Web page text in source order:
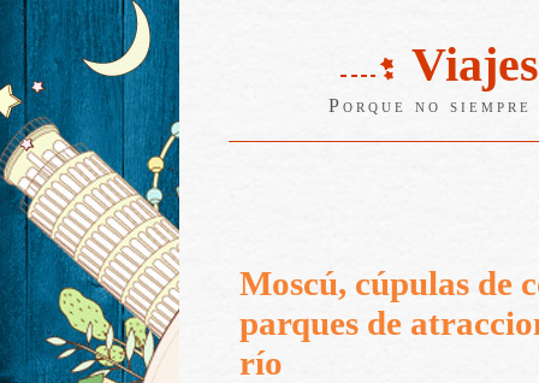
Porque no
Moscú, cúpulas de
parques de
río